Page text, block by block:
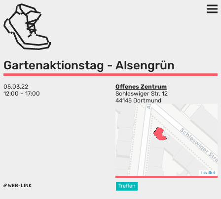
Gartenaktionstag - Alsengrün
05.03.22
12:00 – 17:00
Offenes Zentrum
Schleswiger Str. 12
44145 Dortmund
Leaflet
WEB-LINK Treffen